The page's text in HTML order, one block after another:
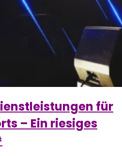
für
– Ein riesiges